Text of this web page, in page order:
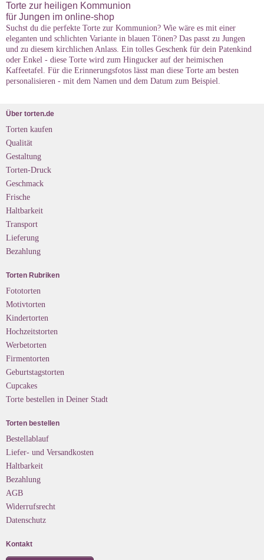
Torte zur heiligen Kommunion
für Jungen im online-shop
Suchst du die perfekte Torte zur Kommunion? Wie wäre es mit einer
eleganten und schlichten Variante in blauen Tönen? Das passt zu Jungen
und zu diesem kirchlichen Anlass. Ein tolles Geschenk für dein Patenkind
oder Enkel - diese Torte wird zum Hingucker auf der heimischen
Kaffeetafel. Für die Erinnerungsfotos lässt man diese Torte am besten
personalisieren - mit dem Namen und dem Datum zum Beispiel.
Über torten.de
Torten kaufen
Qualität
Gestaltung
Torten-Druck
Geschmack
Frische
Haltbarkeit
Transport
Lieferung
Bezahlung
Torten Rubriken
Fototorten
Motivtorten
Kindertorten
Hochzeitstorten
Werbetorten
Firmentorten
Geburtstagstorten
Cupcakes
Torte bestellen in Deiner Stadt
Torten bestellen
Bestellablauf
Liefer- und Versandkosten
Haltbarkeit
Bezahlung
AGB
Widerrufsrecht
Datenschutz
Kontakt